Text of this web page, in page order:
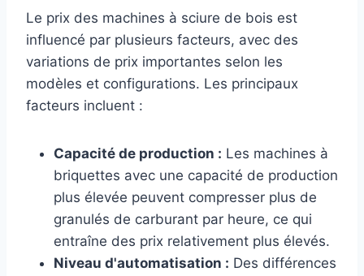
Le prix des machines à sciure de bois est
influencé par plusieurs facteurs, avec des
variations de prix importantes selon les
modèles et configurations. Les principaux
facteurs incluent :
Capacité de production : Les machines à
briquettes avec une capacité de production
plus élevée peuvent compresser plus de
granulés de carburant par heure, ce qui
entraîne des prix relativement plus élevés.
Niveau d'automatisation : Des différences